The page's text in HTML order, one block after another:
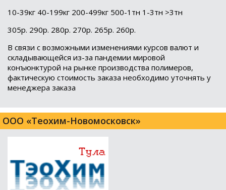
10-39кг 40-199кг 200-499кг 500-1тн 1-3тн >3тн
305р. 290р. 280р. 270р. 265р. 260р.
В связи с возможными изменениями курсов валют и
складывающейся из-за пандемии мировой
конъюнктурой на рынке производства полимеров,
фактическую стоимость заказа необходимо уточнять у
менеджера заказа
ООО «Теохим-Новомосковск»